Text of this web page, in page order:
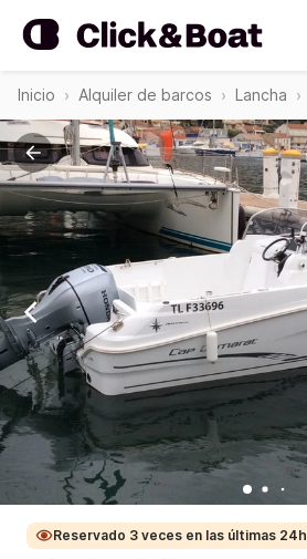
Inicio Alquiler de barcos Lancha
Reservado 3 veces en las últimas 24h